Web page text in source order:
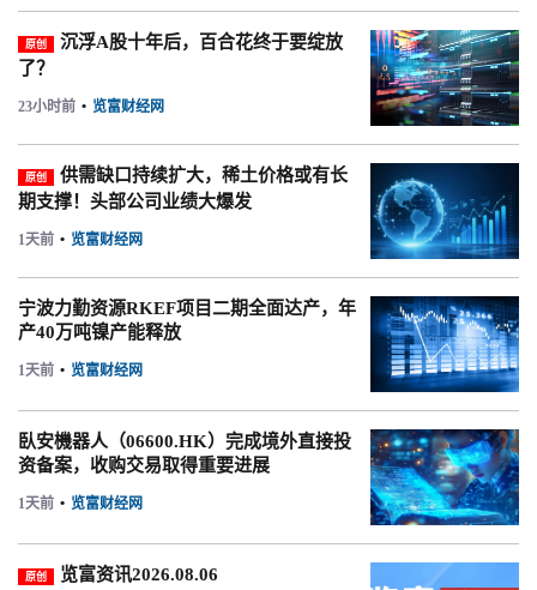
原创
沉浮A股十年后，百合花终于要绽放
了？
23小时前 • 览富财经网
原创
供需缺口持续扩大，稀土价格或有长
期支撑！头部公司业绩大爆发
1天前 • 览富财经网
宁波力勤资源RKEF项目二期全面达产，年
产40万吨镍产能释放
1天前 • 览富财经网
臥安機器人（06600.HK）完成境外直接投
资备案，收购交易取得重要进展
1天前 • 览富财经网
原创 览富资讯2026.08.06